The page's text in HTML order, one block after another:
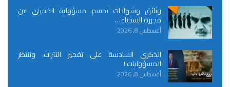
وثائق وشهادات تحسم مسؤولية الخميني عن
مجزرة السجناء…
أغسطس 8, 2026
الذكرى السادسة على تفجير النترات، وننتظر
المسؤوليات !
أغسطس 8, 2026